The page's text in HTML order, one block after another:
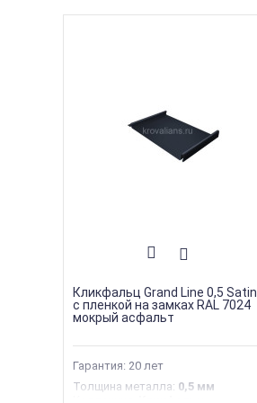
Кликфальц Grand Line 0,5 Satin
с пленкой на замках RAL 7024
мокрый асфальт
Гарантия: 20 лет
Толщина металла: 0,5 мм